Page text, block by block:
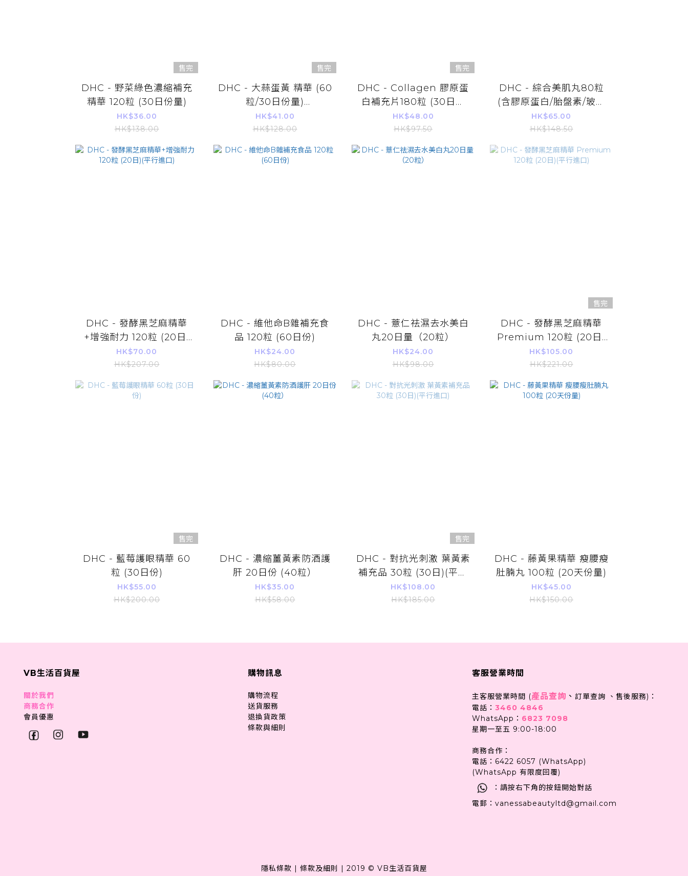
售完
DHC - 野菜綠色濃縮補充
精華 120粒 (30日份量)
HK$36.00
HK$138.00
售完
DHC - 大蒜蛋黃 精華 (60
粒/30日份量)
(4511413607022)
HK$41.00
HK$128.00
售完
DHC - Collagen 膠原蛋
白補充片180粒 (30日份
量)
HK$48.00
HK$97.50
DHC - 綜合美肌丸80粒
(含膠原蛋白/胎盤素/玻尿
酸)(20日份量)
HK$65.00
HK$148.50
DHC - 發酵黑芝麻精華
+增強耐力 120粒 (20日)
(平行進口)
HK$70.00
HK$207.00
DHC - 維他命B雜補充食
品 120粒 (60日份)
HK$24.00
HK$80.00
DHC - 薏仁祛濕去水美白
丸20日量（20粒）
HK$24.00
HK$98.00
售完
DHC - 發酵黑芝麻精華
Premium 120粒 (20日)
(平行進口)
HK$105.00
HK$221.00
售完
DHC - 藍莓護眼精華 60
粒 (30日份)
HK$55.00
HK$200.00
DHC - 濃縮薑黃素防酒護
肝 20日份 (40粒）
HK$35.00
HK$58.00
售完
DHC - 對抗光刺激 葉黃素
補充品 30粒 (30日)(平行
進口)
HK$108.00
HK$185.00
DHC - 藤黃果精華 瘦腰瘦
肚腩丸 100粒 (20天份量)
HK$45.00
HK$150.00
VB生活百貨屋
關於我們
商務合作
會員優惠
購物訊息
購物流程
送貨服務
退換貨政策
條款與細則
客服營業時間
主客服營業時間 (產品查詢 、 訂單查詢 、售後服務)：
電話： 3460 4846
WhatsApp： 6823 7098
星期一至五 9:00-18:00
商務合作：
電話：6422 6057 (WhatsApp)
(WhatsApp 有限度回覆)
：請按右下角的按鈕開始對話
電郵：vanessabeautyltd@gmail.com
隱私條款 | 條款及細則 | 2019 © VB生活百貨屋